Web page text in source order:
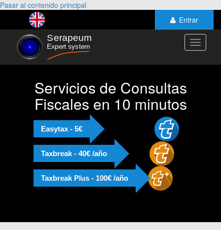
Pasar al contenido principal
Entrar
Toggle
Servicios de Consultas
Fiscales en 10 minutos
Easytax - 5€
Taxbreak - 40€ /año
Taxbreak Plus - 100€ /año